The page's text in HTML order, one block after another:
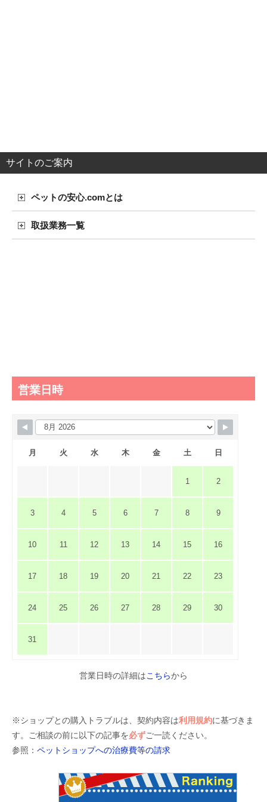
サイトのご案内
ペットの安心.comとは
取扱業務一覧
営業日時
月 火 水 木 金 土 日
1 2
3 4 5 6 7 8 9
10 11 12 13 14 15 16
17 18 19 20 21 22 23
24 25 26 27 28 29 30
31
営業日時の詳細はこちらから
※ショップとの購入トラブルは、契約内容は利用規約に基づきま
す。ご相談の前に以下の記事を必ずご一読ください。
参照： ペットショップへの治療費等の請求